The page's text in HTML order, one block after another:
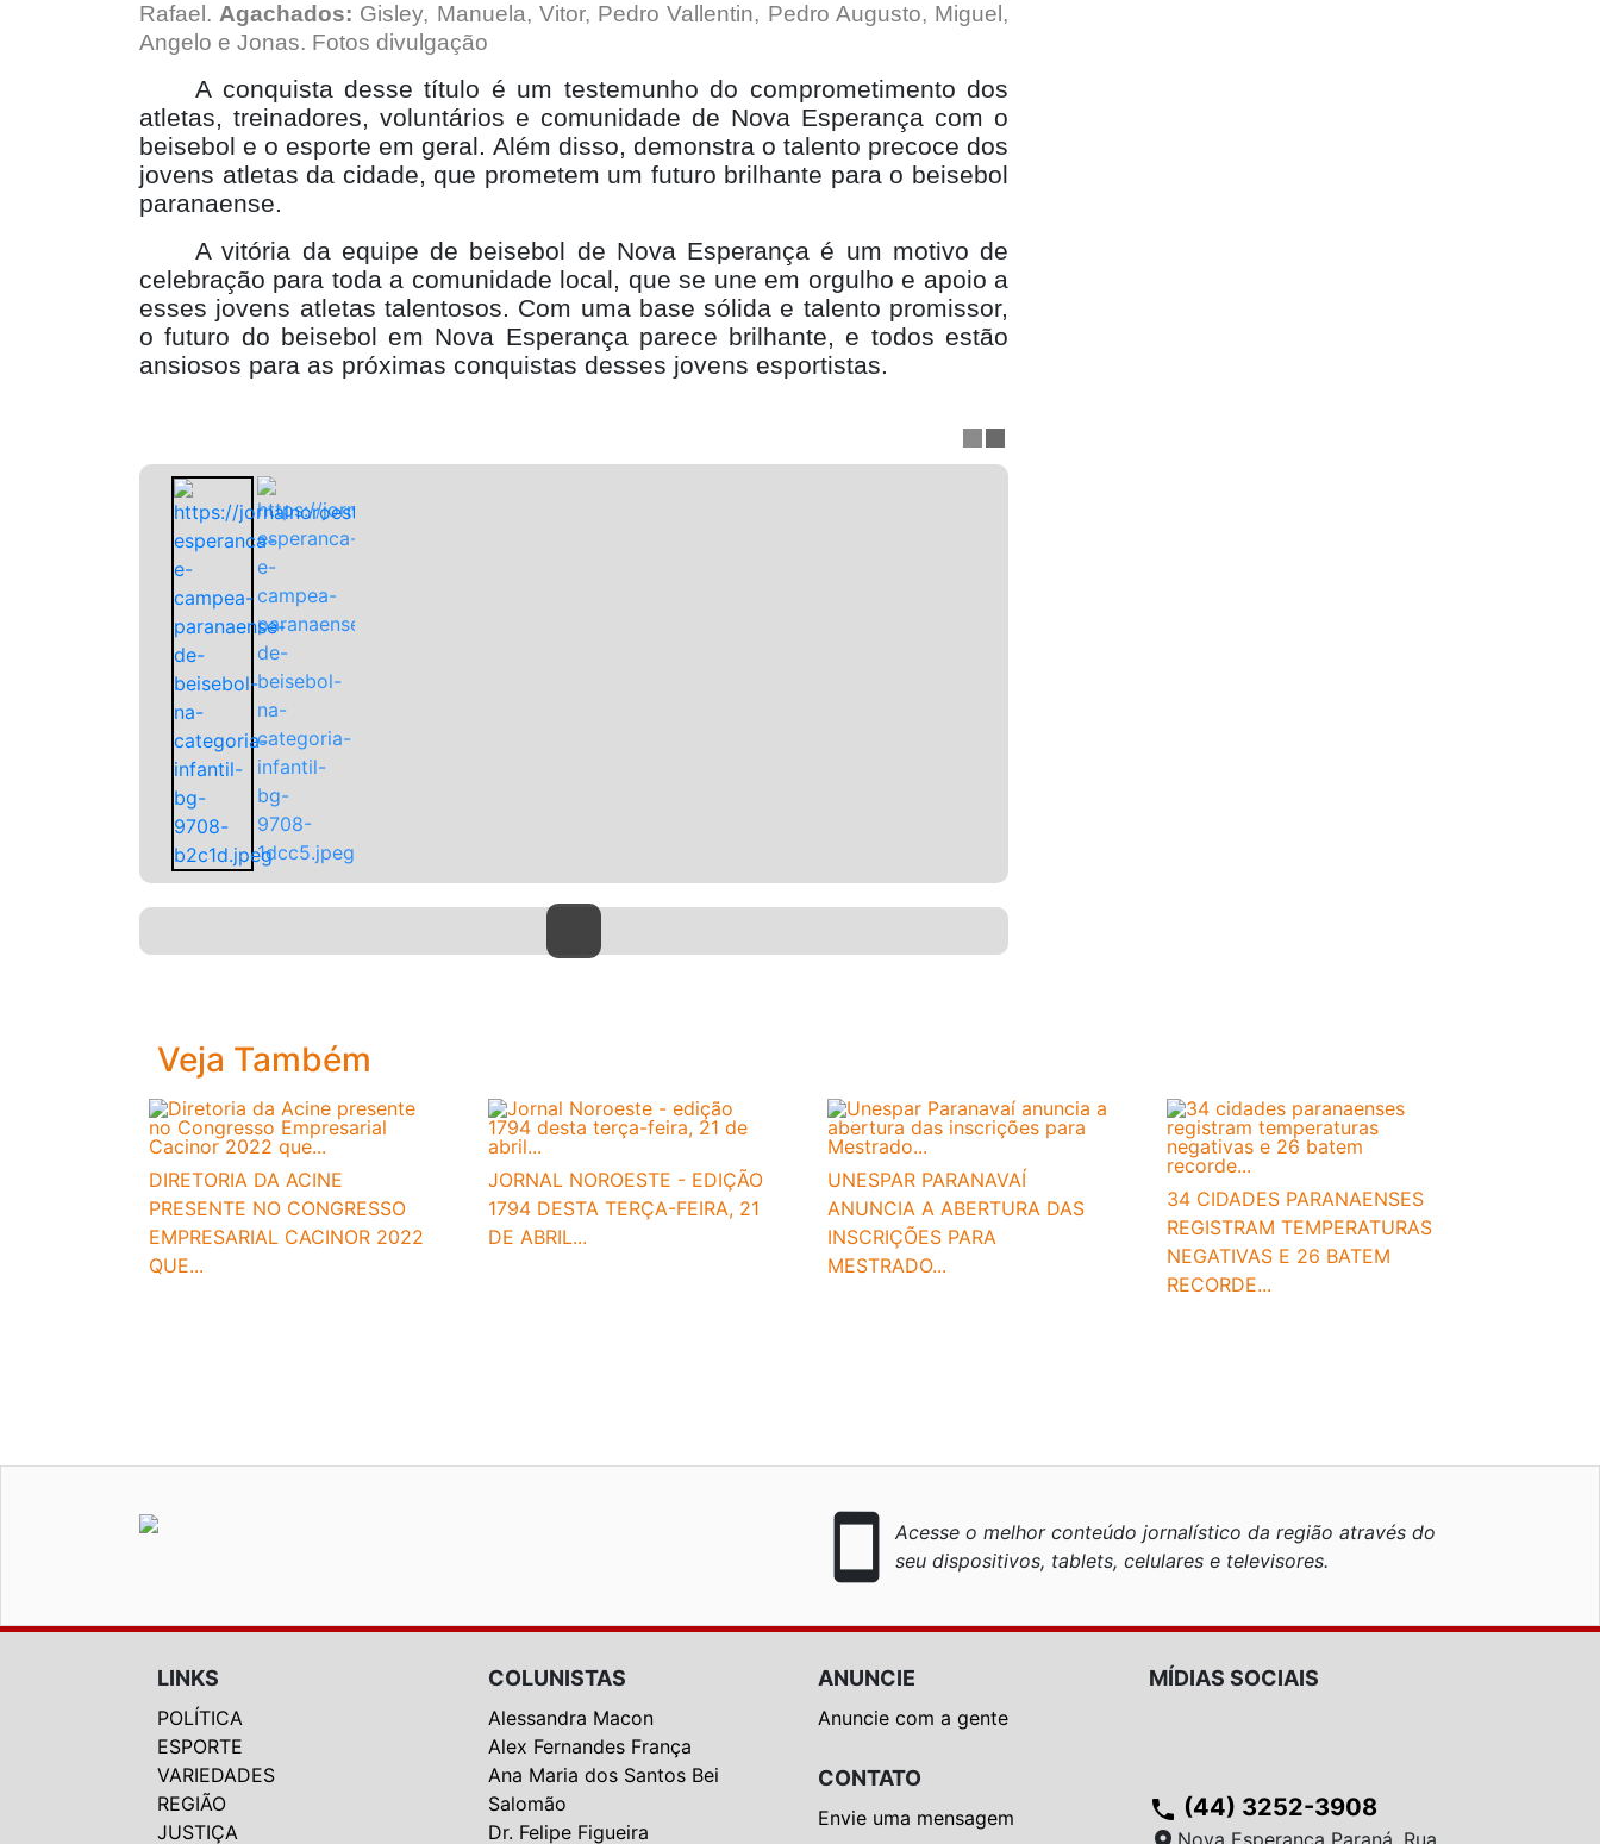
Rafael.Agachados: Gisley, Manuela, Vitor, Pedro Vallentin, Pedro Augusto, Miguel,
Angelo e Jonas. Fotos divulgação
A conquista desse título é um testemunho do comprometimento dos
atletas, treinadores, voluntários e comunidade de Nova Esperança com o
beisebol e o esporte em geral. Além disso, demonstra o talento precoce dos
jovens atletas da cidade, que prometem um futuro brilhante para o beisebol
paranaense.
A vitória da equipe de beisebol de Nova Esperança é um motivo de
celebração para toda a comunidade local, que se une em orgulho e apoio a
esses jovens atletas talentosos. Com uma base sólida e talento promissor,
o futuro do beisebol em Nova Esperança parece brilhante, e todos estão
ansiosos para as próximas conquistas desses jovens esportistas.
Veja Também
DIRETORIA DA ACINE
PRESENTE NO CONGRESSO
EMPRESARIAL CACINOR 2022
QUE...
JORNAL NOROESTE - EDIÇÃO
1794 DESTA TERÇA-FEIRA, 21
DE ABRIL...
UNESPAR PARANAVAÍ
ANUNCIA A ABERTURA DAS
INSCRIÇÕES PARA
MESTRADO...
34 CIDADES PARANAENSES
REGISTRAM TEMPERATURAS
NEGATIVAS E 26 BATEM
RECORDE...
smartphone
Acesse o melhor conteúdo jornalístico da região através do
seu dispositivos, tablets, celulares e televisores.
LINKS
POLÍTICA
ESPORTE
VARIEDADES
REGIÃO
JUSTIÇA
COLUNISTAS
Alessandra Macon
Alex Fernandes França
Ana Maria dos Santos Bei
Salomão
Dr. Felipe Figueira
ANUNCIE
Anuncie com a gente
CONTATO
Envie uma mensagem
MÍDIAS SOCIAIS
phone (44) 3252-3908